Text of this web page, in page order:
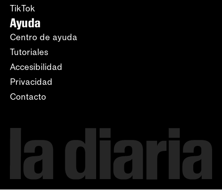
TikTok
Ayuda
Centro de ayuda
Tutoriales
Accesibilidad
Privacidad
Contacto